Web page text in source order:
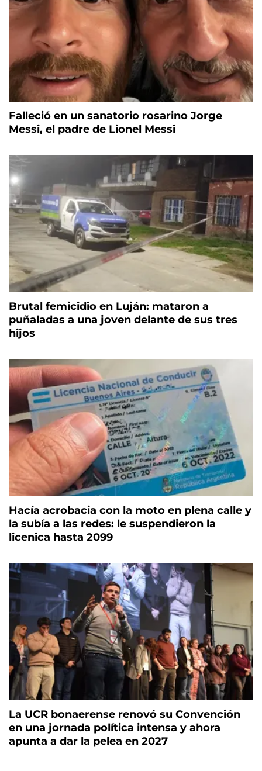
Falleció en un sanatorio rosarino Jorge
Messi, el padre de Lionel Messi
Brutal femicidio en Luján: mataron a
puñaladas a una joven delante de sus tres
hijos
Hacía acrobacia con la moto en plena calle y
la subía a las redes: le suspendieron la
licenica hasta 2099
La UCR bonaerense renovó su Convención
en una jornada política intensa y ahora
apunta a dar la pelea en 2027